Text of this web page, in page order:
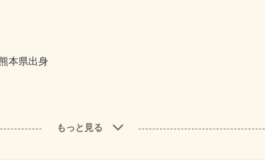
本県出身
もっと見る